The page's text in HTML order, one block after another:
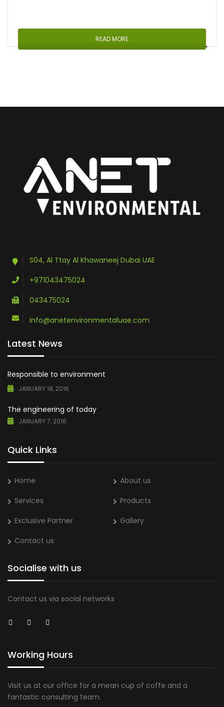
READ MORE
S04, Al Ttay Al Khawaneej Dubai UAE
+971043475024
043475024
info@anetenvironmentaluae.com
Latest News
Responsible to environment
JANUARY 18, 2016
The engineering of today
JANUARY 7, 2016
Quick Links
Home
About us
Services
Products
Exclusive Partner
Gallery
Contact us
Socialise with us
Contact us via social networks
Working Hours
Visit us at our office for a mean cup of coffe and a
fantastic consulting team.